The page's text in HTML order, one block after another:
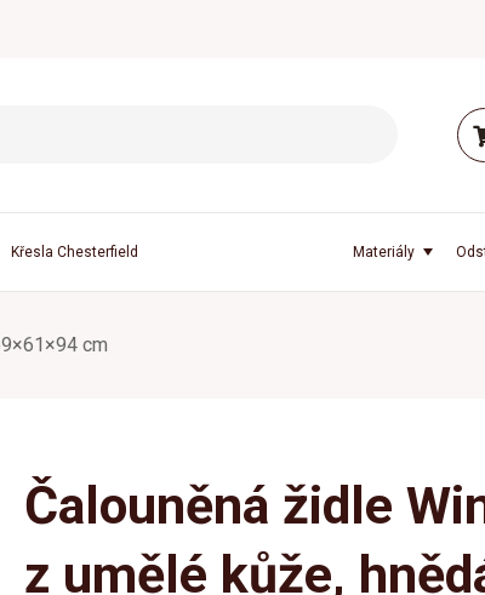
Křesla Chesterfield Materiály
cm
Čalouněná židle
z umělé kůže,